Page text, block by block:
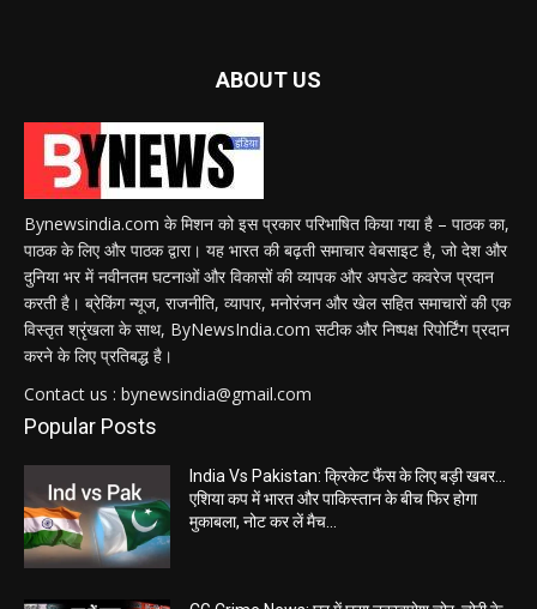
ABOUT US
Bynewsindia.com के मिशन को इस प्रकार परिभाषित किया गया है – पाठक का,
पाठक के लिए और पाठक द्वारा। यह भारत की बढ़ती समाचार वेबसाइट है, जो देश और
दुनिया भर में नवीनतम घटनाओं और विकासों की व्यापक और अपडेट कवरेज प्रदान
करती है। ब्रेकिंग न्यूज, राजनीति, व्यापार, मनोरंजन और खेल सहित समाचारों की एक
विस्तृत श्रृंखला के साथ, ByNewsIndia.com सटीक और निष्पक्ष रिपोर्टिंग प्रदान
करने के लिए प्रतिबद्ध है।
Contact us : bynewsindia@gmail.com
Popular Posts
India Vs Pakistan: क्रिकेट फैंस के लिए बड़ी खबर…
एशिया कप में भारत और पाकिस्तान के बीच फिर होगा
मुकाबला, नोट कर लें मैच...